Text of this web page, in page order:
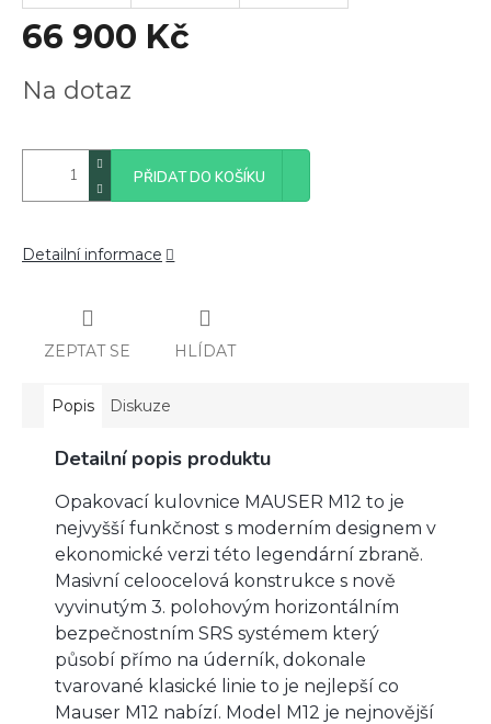
66 900 Kč
cena:
Na dotaz
PŘIDAT DO KOŠÍKU
Detailní informace
ZEPTAT SE HLÍDAT
Popis Diskuze
Detailní popis produktu
Opakovací kulovnice MAUSER M12 to je
nejvyšší funkčnost s moderním designem v
ekonomické verzi této legendární zbraně.
Masivní celoocelová konstrukce s nově
vyvinutým 3. polohovým horizontálním
bezpečnostním SRS systémem který
působí přímo na úderník, dokonale
tvarované klasické linie to je nejlepší co
Mauser M12 nabízí. Model M12 je nejnovější